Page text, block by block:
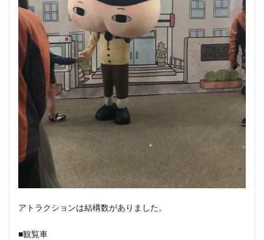
アトラクションは結構数がありました。
■観覧車